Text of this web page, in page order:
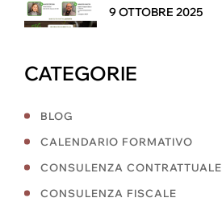
9 OTTOBRE 2025
CATEGORIE
BLOG
CALENDARIO FORMATIVO
CONSULENZA CONTRATTUALE
CONSULENZA FISCALE